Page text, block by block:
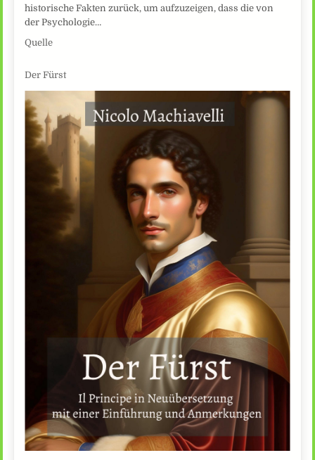
historische Fakten zurück, um aufzuzeigen, dass die von
der Psychologie…
Quelle
Der Fürst